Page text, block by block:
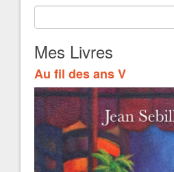
Mes Livres
Au fil des ans V